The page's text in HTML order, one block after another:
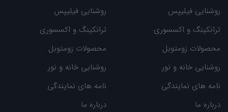
روشنایی فیلیپس
ترانکینگ و اکسسوری
محصولات زومتوبل
روشنایی خانه و نور
نامه های نمایندگی
درباره ما
روشنایی فیلیپس
ترانکینگ و اکسسوری
محصولات زومتوبل
روشنایی خانه و نور
نامه های نمایندگی
درباره ما